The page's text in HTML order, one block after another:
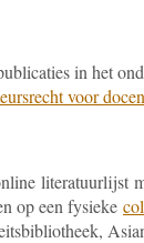
in het
voor
literatuurlijst
op een fysieke